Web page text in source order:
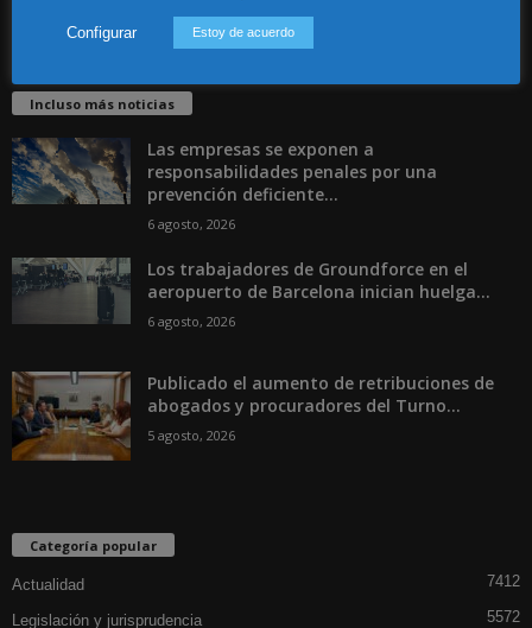
Incluso más noticias
Las empresas se exponen a
responsabilidades penales por una
prevención deficiente...
6 agosto, 2026
Los trabajadores de Groundforce en el
aeropuerto de Barcelona inician huelga...
6 agosto, 2026
Publicado el aumento de retribuciones de
abogados y procuradores del Turno...
5 agosto, 2026
Categoría popular
Actualidad 7412
Legislación y jurisprudencia 5572
Configurar Estoy de acuerdo